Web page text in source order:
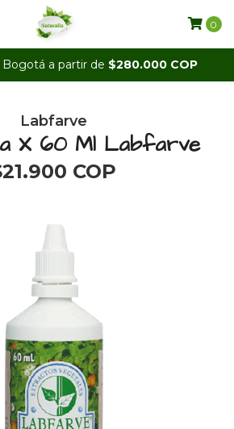
Bogotá a partir de $280.000 COP
0
Labfarve
X 60 Ml Labfarve
COP